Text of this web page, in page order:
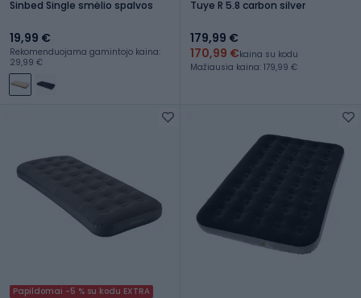
Sinbed Single smėlio spalvos
19,99 €
Rekomenduojama gamintojo kaina:
29,99 €
Tuye R 5.8 carbon silver
179,99 €
170,99 €kaina su kodu
Mažiausia kaina: 179,99 €
Papildomai -5 % su kodu EXTRA